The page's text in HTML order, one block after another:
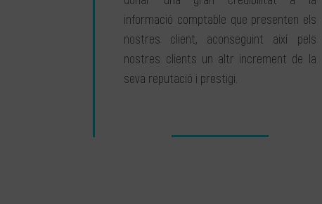
informació comptable que presenten els
nostres client, aconseguint així pels
nostres clients un altr increment de la
seva reputació i prestigi.